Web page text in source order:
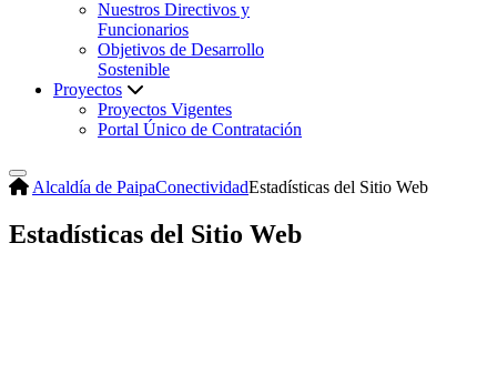
Nuestros Directivos y
Funcionarios
Objetivos de Desarrollo
Sostenible
Proyectos
Proyectos Vigentes
Portal Único de Contratación
Alcaldía de PaipaConectividadEstadísticas del Sitio Web
Estadísticas del Sitio Web